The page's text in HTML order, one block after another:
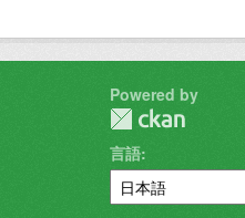
Powered by
言語